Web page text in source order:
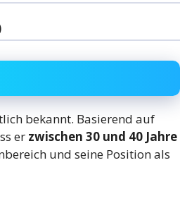
bekannt. Basierend auf
er zwischen 30 und 40 Jahre
und seine Position als